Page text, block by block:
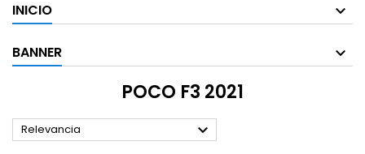
INICIO
BANNER
POCO F3 2021
Relevancia 